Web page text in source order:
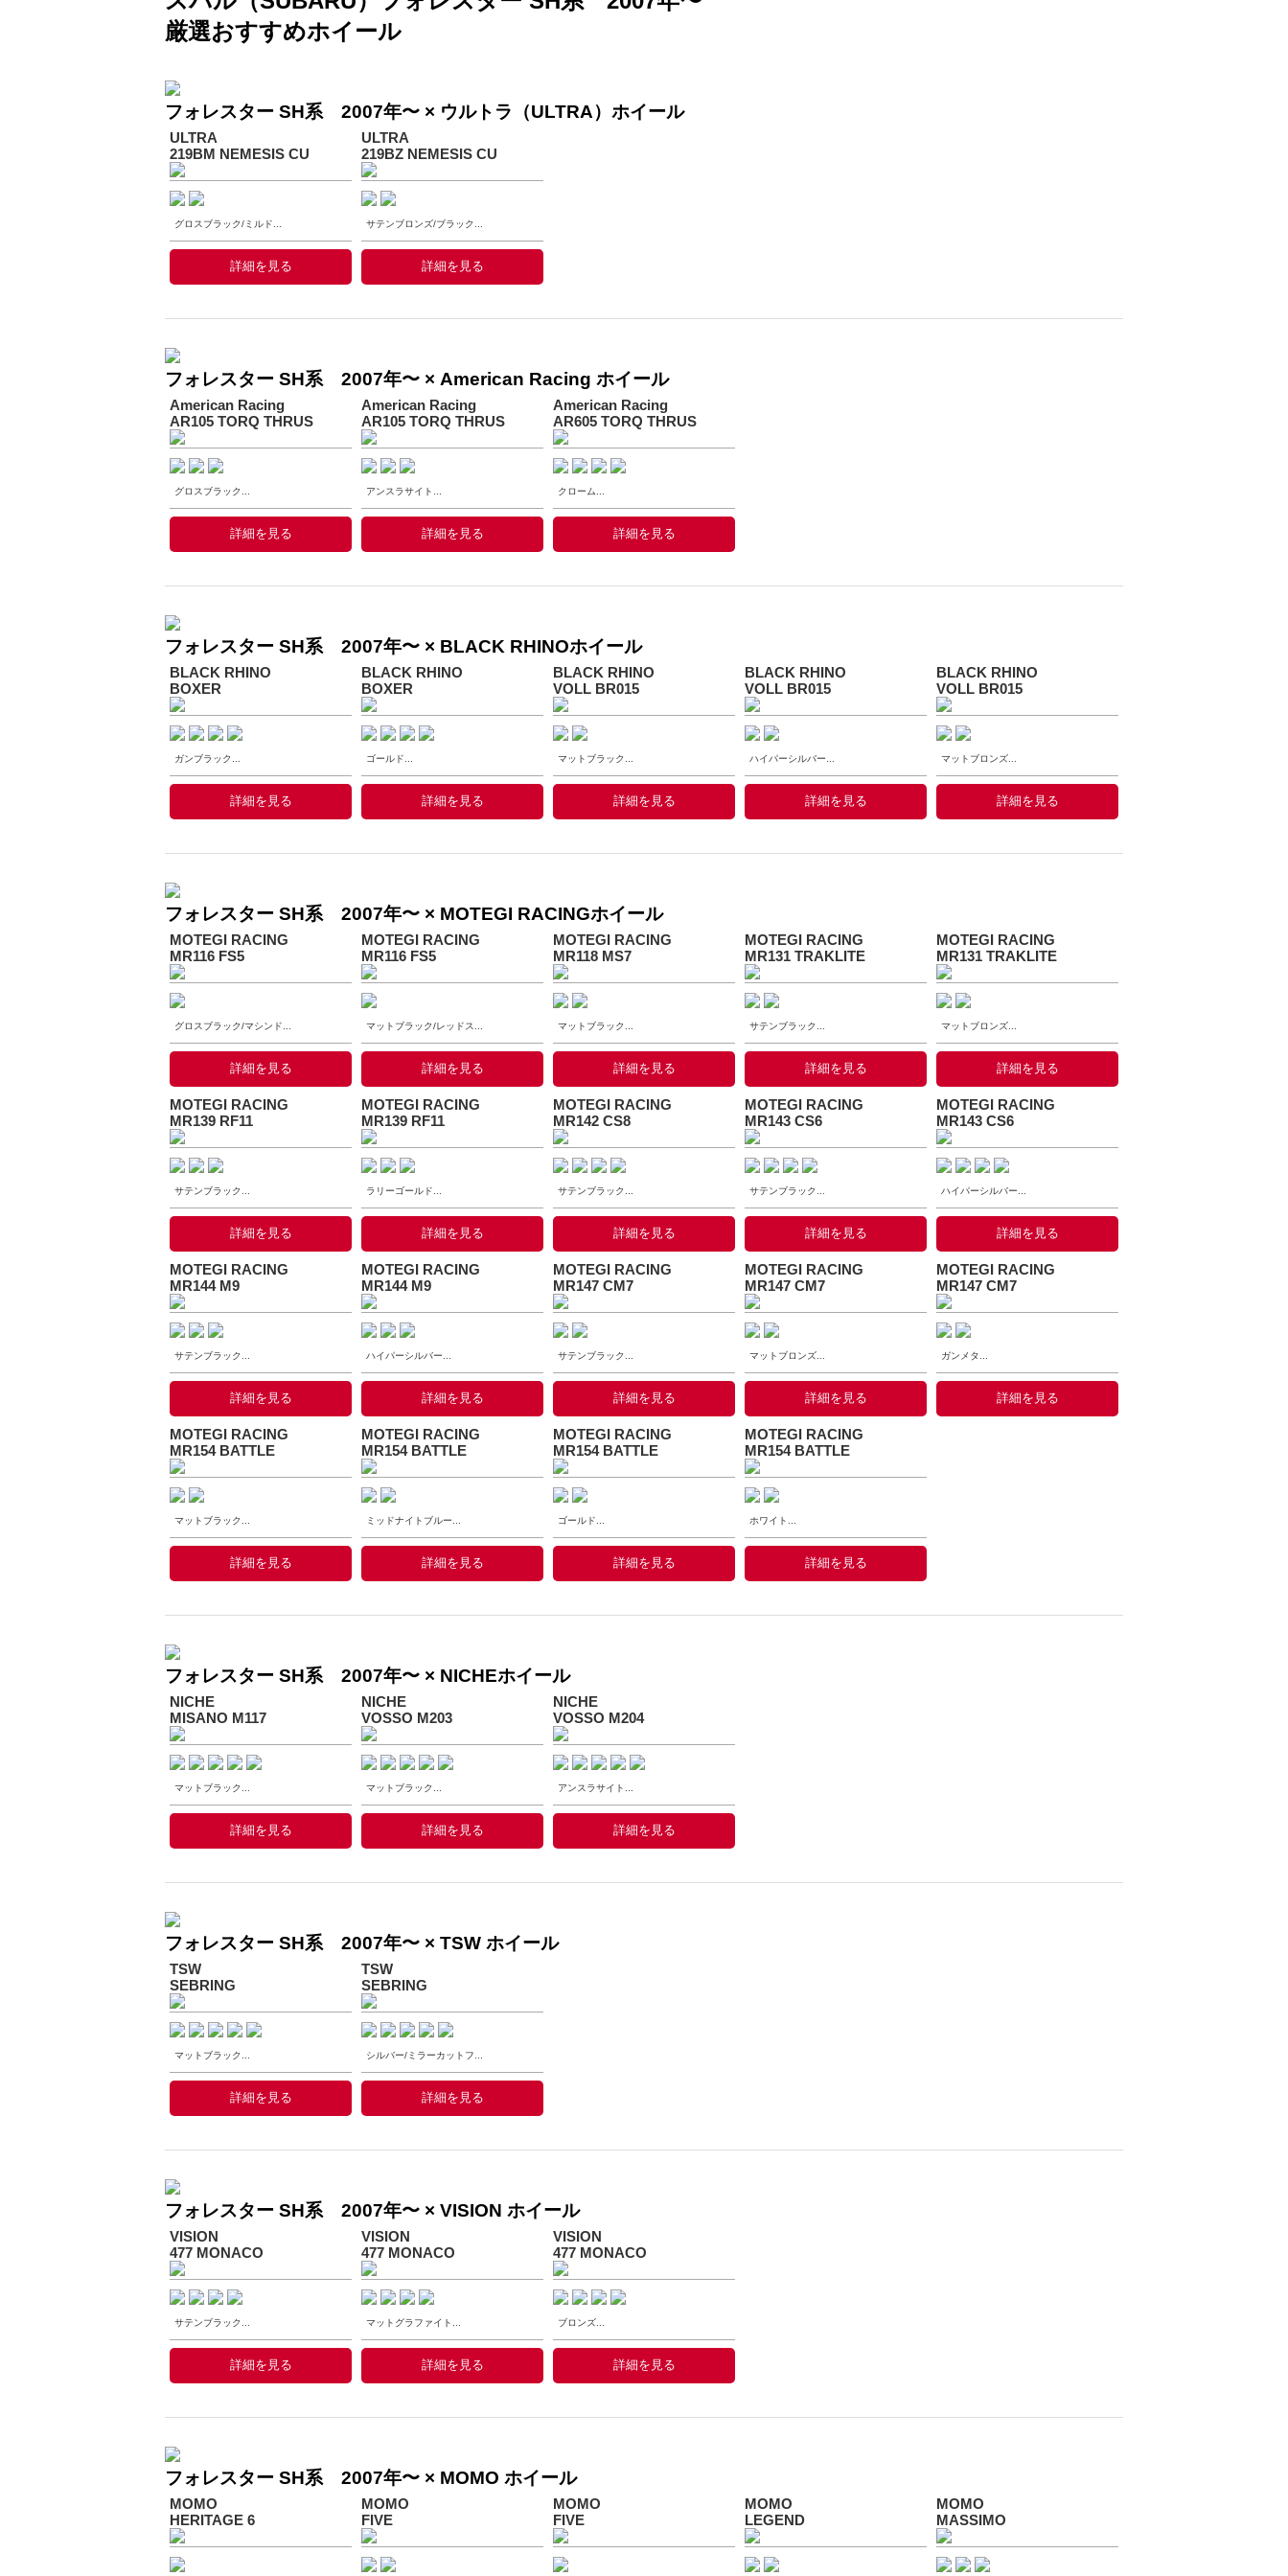
厳選おすすめホイール
フォレスター SH系 2007年〜 × ウルトラ（ULTRA）ホイール
ULTRA
219BM NEMESIS CU
グロスブラック/ミルド...
詳細を見る
ULTRA
219BZ NEMESIS CU
サテンブロンズ/ブラック...
詳細を見る
フォレスター SH系 2007年〜 × American Racing ホイール
American Racing
AR105 TORQ THRUS
グロスブラック...
詳細を見る
American Racing
AR105 TORQ THRUS
アンスラサイト...
詳細を見る
American Racing
AR605 TORQ THRUS
クローム...
詳細を見る
フォレスター SH系 2007年〜 × BLACK RHINOホイール
BLACK RHINO
BOXER
ガンブラック...
詳細を見る
BLACK RHINO
BOXER
ゴールド...
詳細を見る
BLACK RHINO
VOLL BR015
マットブラック...
詳細を見る
BLACK RHINO
VOLL BR015
ハイパーシルバー...
詳細を見る
BLACK RHINO
VOLL BR015
マットブロンズ...
詳細を見る
フォレスター SH系 2007年〜 × MOTEGI RACINGホイール
MOTEGI RACING
MR116 FS5
グロスブラック/マシンド...
詳細を見る
MOTEGI RACING
MR116 FS5
マットブラック/レッドス...
詳細を見る
MOTEGI RACING
MR118 MS7
マットブラック...
詳細を見る
MOTEGI RACING
MR131 TRAKLITE
サテンブラック...
詳細を見る
MOTEGI RACING
MR131 TRAKLITE
マットブロンズ...
詳細を見る
MOTEGI RACING
MR139 RF11
サテンブラック...
詳細を見る
MOTEGI RACING
MR139 RF11
ラリーゴールド...
詳細を見る
MOTEGI RACING
MR142 CS8
サテンブラック...
詳細を見る
MOTEGI RACING
MR143 CS6
サテンブラック...
詳細を見る
MOTEGI RACING
MR143 CS6
ハイパーシルバー...
詳細を見る
MOTEGI RACING
MR144 M9
サテンブラック...
詳細を見る
MOTEGI RACING
MR144 M9
ハイパーシルバー...
詳細を見る
MOTEGI RACING
MR147 CM7
サテンブラック...
詳細を見る
MOTEGI RACING
MR147 CM7
マットブロンズ...
詳細を見る
MOTEGI RACING
MR147 CM7
ガンメタ...
詳細を見る
MOTEGI RACING
MR154 BATTLE
マットブラック...
詳細を見る
MOTEGI RACING
MR154 BATTLE
ミッドナイトブルー...
詳細を見る
MOTEGI RACING
MR154 BATTLE
ゴールド...
詳細を見る
MOTEGI RACING
MR154 BATTLE
ホワイト...
詳細を見る
フォレスター SH系 2007年〜 × NICHEホイール
NICHE
MISANO M117
マットブラック...
詳細を見る
NICHE
VOSSO M203
マットブラック...
詳細を見る
NICHE
VOSSO M204
アンスラサイト...
詳細を見る
フォレスター SH系 2007年〜 × TSW ホイール
TSW
SEBRING
マットブラック...
詳細を見る
TSW
SEBRING
シルバー/ミラーカットフ...
詳細を見る
フォレスター SH系 2007年〜 × VISION ホイール
VISION
477 MONACO
サテンブラック...
詳細を見る
VISION
477 MONACO
マットグラファイト...
詳細を見る
VISION
477 MONACO
ブロンズ...
詳細を見る
フォレスター SH系 2007年〜 × MOMO ホイール
MOMO
HERITAGE 6
MOMO
FIVE
MOMO
FIVE
MOMO
LEGEND
MOMO
MASSIMO